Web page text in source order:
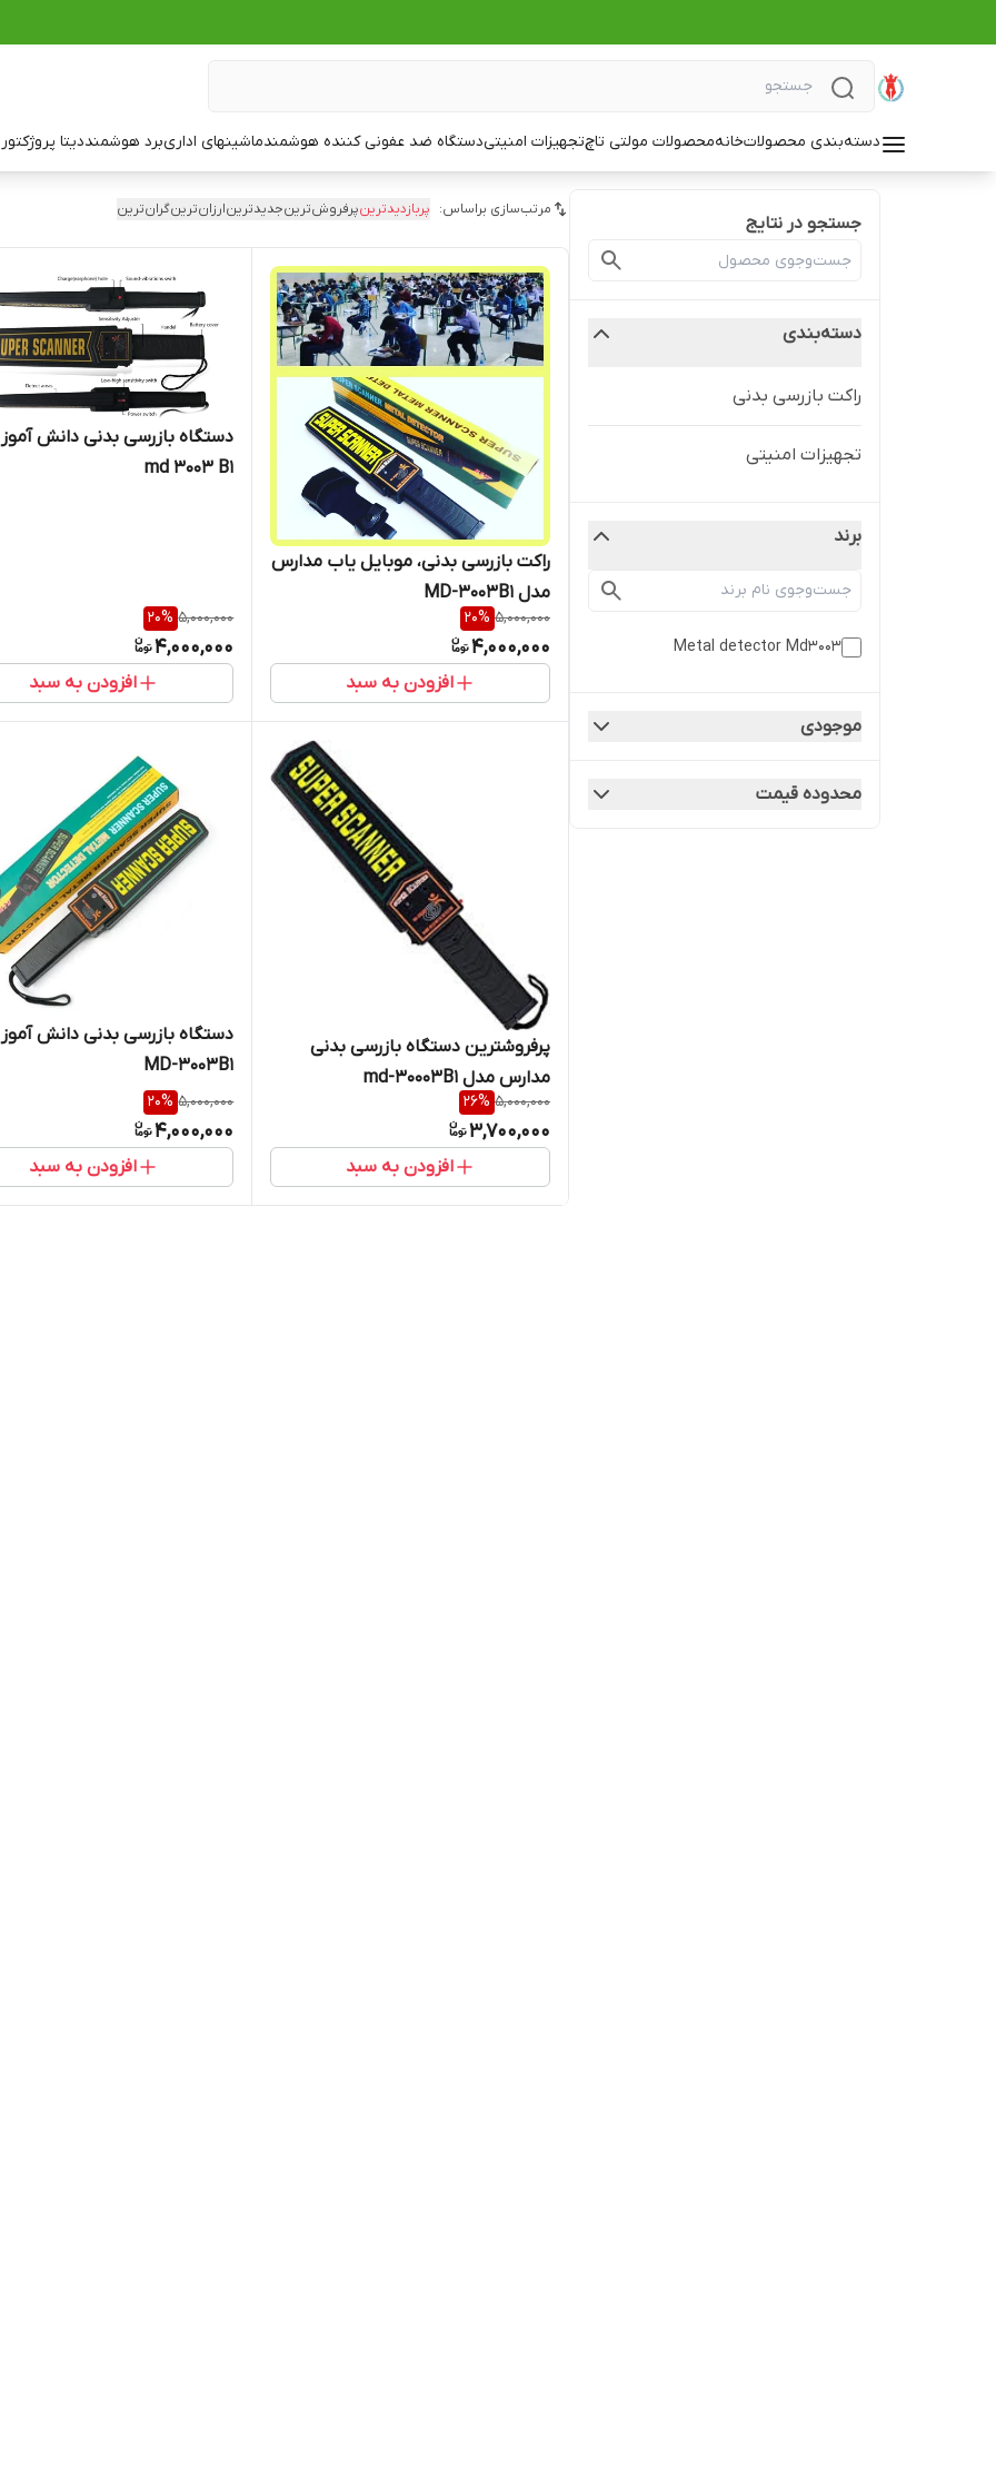
دسته‌بندی محصولاتخانهمحصولات مولتی تاچتجهیزات امنیتیدستگاه ضد عفونی کننده هوشمندماشینهای اداریبرد هوشمنددیتا پروژکتور
جستجو در نتایج
دسته‌بندی
راکت بازرسی بدنی
تجهیزات امنیتی
برند
Metal detector Md3003
موجودی
محدوده قیمت
مرتب‌سازی براساس: پربازدیدترینپرفروش‌ترینجدیدترینارزان‌ترینگران‌ترین
راکت بازرسی بدنی، موبایل یاب مدارس
مدل MD-3003B1
5,000,000
20%
4,000,000
افزودن به سبد
دستگاه بازرسی بدنی دانش
md 3003 B1
5,000,000
20%
4,000,000
افزودن به سبد
پرفروشترین دستگاه بازرسی بدنی
مدارس مدل md-30003B1
5,000,000
26%
3,700,000
افزودن به سبد
دستگاه بازرسی بدنی دانش
MD-3003B1
5,000,000
20%
4,000,000
افزودن به سبد